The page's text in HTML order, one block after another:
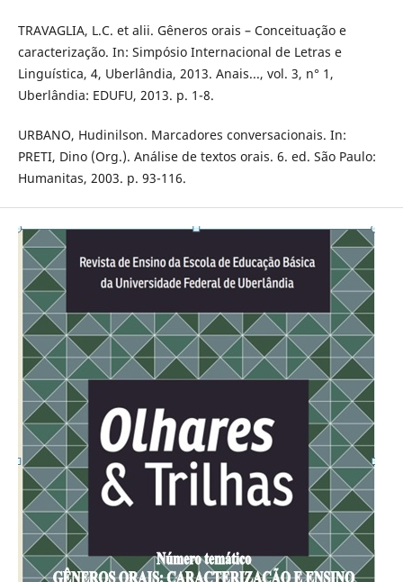
TRAVAGLIA, L.C. et alii. Gêneros orais – Conceituação e
caracterização. In: Simpósio Internacional de Letras e
Linguística, 4, Uberlândia, 2013. Anais..., vol. 3, n° 1,
Uberlândia: EDUFU, 2013. p. 1-8.
URBANO, Hudinilson. Marcadores conversacionais. In:
PRETI, Dino (Org.). Análise de textos orais. 6. ed. São Paulo:
Humanitas, 2003. p. 93-116.